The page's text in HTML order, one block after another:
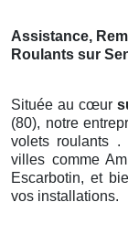
Assistance,
Roulants sur
Située au cœur
(80), notre
volets roulants .
villes comme
Escarbotin, et
vos installations.